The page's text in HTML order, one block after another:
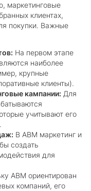
маркетинговые
клиентах,
покупки. Важные
На первом этапе
наиболее
крупные
клиенты).
кампании: Для
учитывают его
В ABM маркетинг и
создать
для
ABM ориентирован
компаний, его